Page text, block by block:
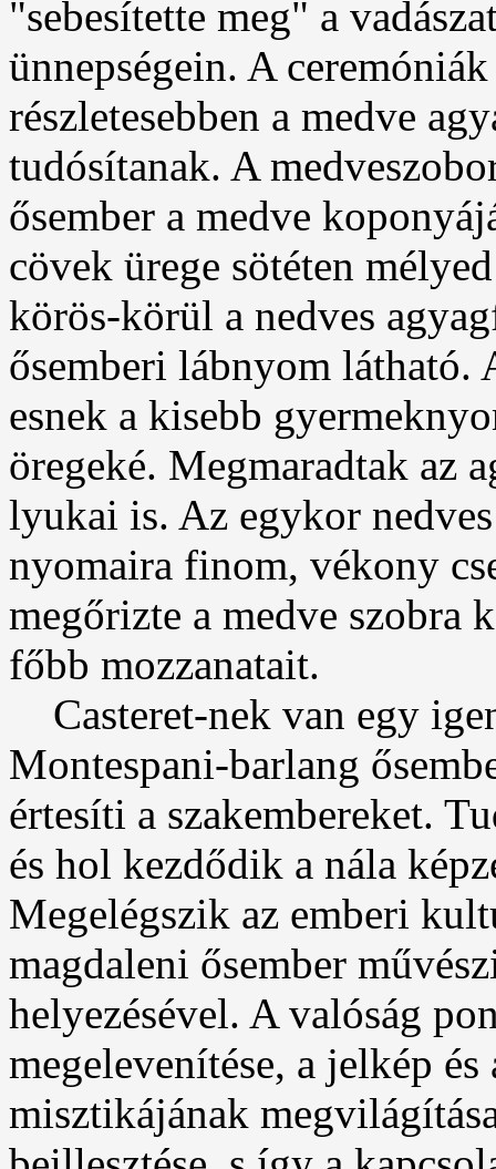
"sebesítette meg" a
ünnepségein. A
részletesebben a medve
tudósítanak. A
ősember a medve
cövek ürege sötéten
körös-körül a nedves
ősemberi lábnyom látható.
esnek a kisebb
öregeké. Megmaradtak az
lyukai is. Az egykor
nyomaira finom, vékony
megőrizte a medve szobra
főbb mozzanatait.
Casteret-nek van egy
Montespani-barlang
értesíti a szakembereket.
és hol kezdődik a nála
Megelégszik az emberi
magdaleni ősember
helyezésével. A valóság
megelevenítése, a jelkép
misztikájának